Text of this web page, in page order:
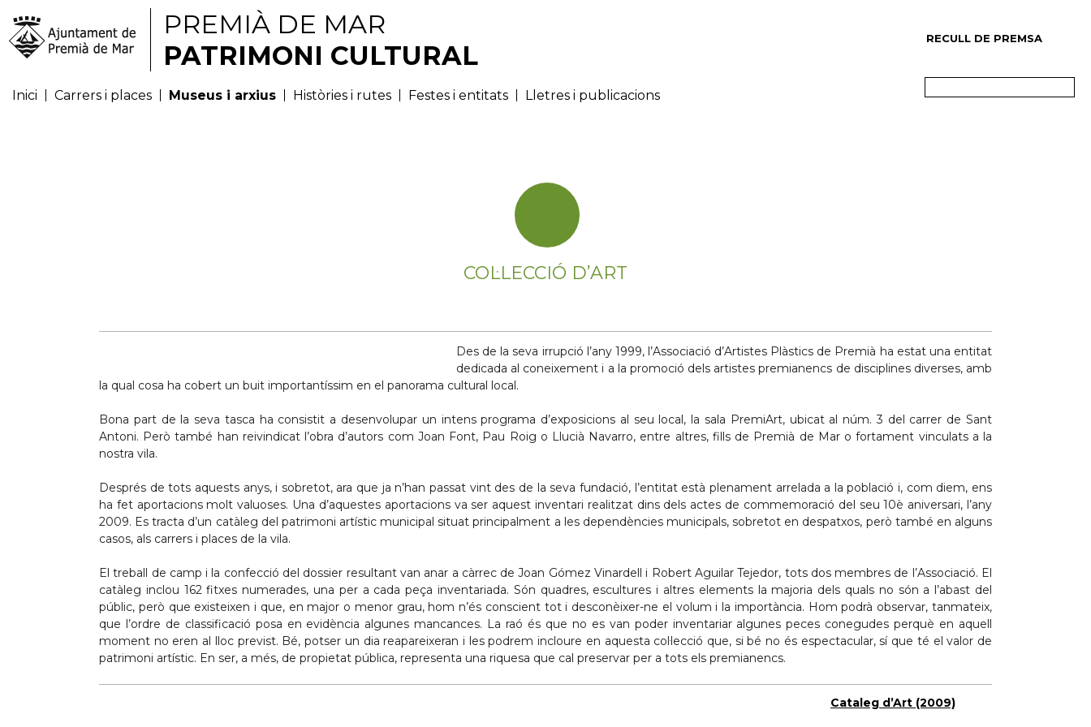
PREMIÀ DE MAR
PATRIMONI CULTURAL
Inici Carrers i places Museus i arxius Històries i rutes Festes i entitats Lletres i publicacions
RECULL DE PREMSA
COL·LECCIÓ D’ART
Des de la seva irrupció l’any 1999, l’Associació d’Artistes Plàstics de Premià ha estat una entitat
dedicada al coneixement i a la promoció dels artistes premianencs de disciplines diverses, amb
la qual cosa ha cobert un buit importantíssim en el panorama cultural local.
Bona part de la seva tasca ha consistit a desenvolupar un intens programa d’exposicions al seu local, la sala PremiArt, ubicat al núm. 3 del carrer de Sant
Antoni. Però també han reivindicat l’obra d’autors com Joan Font, Pau Roig o Llucià Navarro, entre altres, fills de Premià de Mar o fortament vinculats a la
nostra vila.
Després de tots aquests anys, i sobretot, ara que ja n’han passat vint des de la seva fundació, l’entitat està plenament arrelada a la població i, com diem, ens
ha fet aportacions molt valuoses. Una d’aquestes aportacions va ser aquest inventari realitzat dins dels actes de commemoració del seu 10è aniversari, l’any
2009. Es tracta d’un catàleg del patrimoni artístic municipal situat principalment a les dependències municipals, sobretot en despatxos, però també en alguns
casos, als carrers i places de la vila.
El treball de camp i la confecció del dossier resultant van anar a càrrec de Joan Gómez Vinardell i Robert Aguilar Tejedor, tots dos membres de l’Associació. El
catàleg inclou 162 fitxes numerades, una per a cada peça inventariada. Són quadres, escultures i altres elements la majoria dels quals no són a l’abast del
públic, però que existeixen i que, en major o menor grau, hom n’és conscient tot i desconèixer-ne el volum i la importància. Hom podrà observar, tanmateix,
que l’ordre de classificació posa en evidència algunes mancances. La raó és que no es van poder inventariar algunes peces conegudes perquè en aquell
moment no eren al lloc previst. Bé, potser un dia reapareixeran i les podrem incloure en aquesta col·lecció que, si bé no és espectacular, sí que té el valor de
patrimoni artístic. En ser, a més, de propietat pública, representa una riquesa que cal preservar per a tots els premianencs.
Cataleg d’Art (2009)